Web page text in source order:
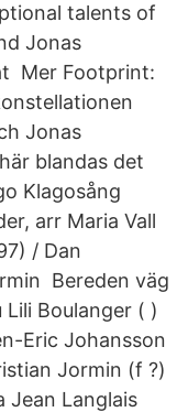
talents of
Jonas
Mer Footprint:
Jonas
blandas det
Klagosång
arr Maria Vall
/ Dan
Bereden väg
Boulanger ( )
Eric Johansson
Jormin (f ?)
Jean Langlais